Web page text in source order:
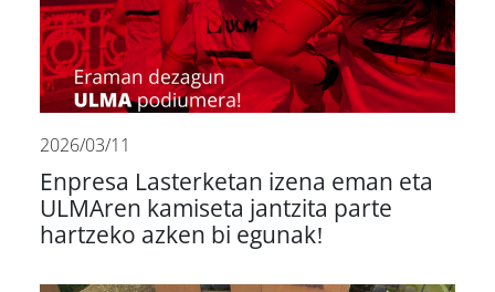
2026/03/11
Enpresa Lasterketan izena eman eta
ULMAren kamiseta jantzita parte
hartzeko azken bi egunak!